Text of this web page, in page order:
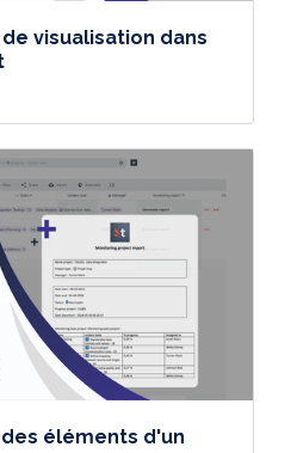
visualisation dans
éléments d'un